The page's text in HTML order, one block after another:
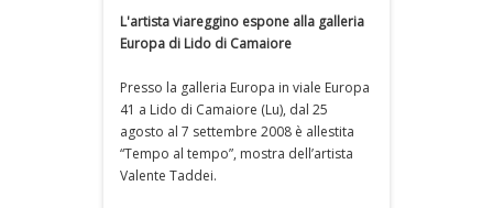
L'artista viareggino espone alla galleria
Europa di Lido di Camaiore
Presso la galleria Europa in viale Europa
41 a Lido di Camaiore (Lu), dal 25
agosto al 7 settembre 2008 è allestita
“Tempo al tempo”, mostra dell’artista
Valente Taddei.